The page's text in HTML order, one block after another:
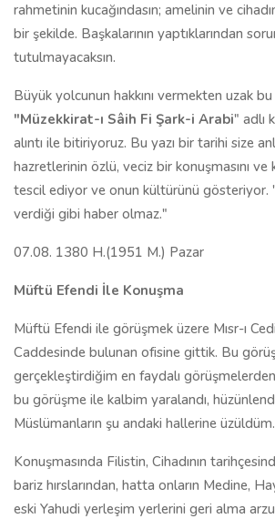
rahmetinin kucağındasın; amelinin ve
bir şekilde. Başkalarının yaptıklarından
tutulmayacaksın.
Büyük yolcunun hakkını vermekten uzak bu
"Müzekkirat-ı Sâih Fi Şark-i Arabi" adlı
alıntı ile bitiriyoruz. Bu yazı bir tarihi size
hazretlerinin özlü, veciz bir konuşmasını ve
tescil ediyor ve onun kültürünü gösteriyor.
verdiği gibi haber olmaz."
07.08. 1380 H.(1951 M.) Pazar
Müftü Efendi İle Konuşma
Müftü Efendi ile görüşmek üzere Mısr-ı
Caddesinde bulunan ofisine gittik. Bu
gerçekleştirdiğim en faydalı
bu görüşme ile kalbim yaralandı,
Müslümanların şu andaki hallerine üzüldüm.
Konuşmasında Filistin, Cihadının
bariz hırslarından, hatta onların Medine,
eski Yahudi yerleşim yerlerini geri alma